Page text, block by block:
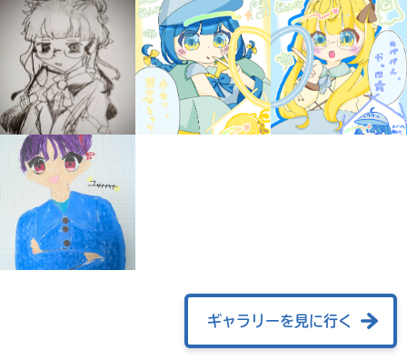
みんなの絵が
見られる
ギャラリー
ギャラリーを見に行く